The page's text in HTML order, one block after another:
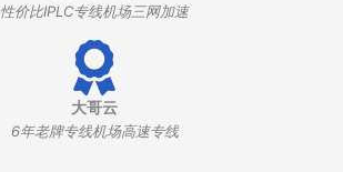
性价比IPLC专线机场三网加速
大哥云
6年老牌专线机场高速专线